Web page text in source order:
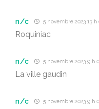
n/c 5 novembre 2023 13 h
Roquiniac
n/c 5 novembre 2023 9 h
La ville gaudin
n/c 5 novembre 2023 9 h